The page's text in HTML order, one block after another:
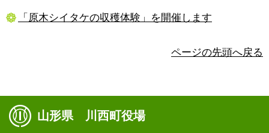
「原木シイタケの収穫体験」を開催します
ページの先頭へ戻る
山形県 川西町役場